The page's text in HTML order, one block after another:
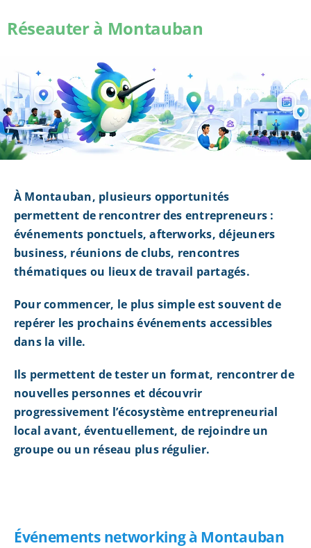
Réseauter à Montauban
À Montauban, plusieurs opportunités
permettent de rencontrer des entrepreneurs :
événements ponctuels, afterworks, déjeuners
business, réunions de clubs, rencontres
thématiques ou lieux de travail partagés.
Pour commencer, le plus simple est souvent de
repérer les prochains événements accessibles
dans la ville.
Ils permettent de tester un format, rencontrer de
nouvelles personnes et découvrir
progressivement l’écosystème entrepreneurial
local avant, éventuellement, de rejoindre un
groupe ou un réseau plus régulier.
Événements networking à Montauban